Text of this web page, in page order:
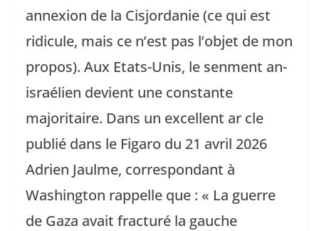
annexion de la Cisjordanie (ce qui est
ridicule, mais ce n’est pas l’objet de mon
propos). Aux Etats-Unis, le senment an-
israélien devient une constante
majoritaire. Dans un excellent ar cle
publié dans le Figaro du 21 avril 2026
Adrien Jaulme, correspondant à
Washington rappelle que : « La guerre
de Gaza avait fracturé la gauche